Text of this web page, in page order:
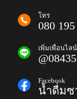
โทร
080
เพิ่มเพื่อนไล
Facebook
น้ำดื่มซ